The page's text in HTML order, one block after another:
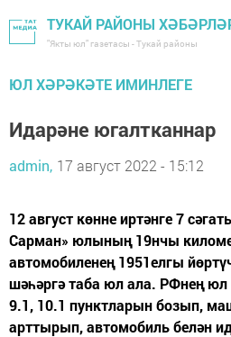
ТУКАЙ РАЙОНЫ
"Якты юл" газетасы - Тукай районы
ЮЛ ХӘРӘКӘТЕ ИМИНЛЕГЕ
Идарәне югалтканнар
admin, 17 август 2022 - 15:12
12 август көнне иртәнге 7
Сарман» юлының 19нчы
автомобиленең 1951елгы
шәһәргә таба юл ала. РФнең юл
9.1, 10.1 пунктларын бозып,
арттырып, автомобиль белән